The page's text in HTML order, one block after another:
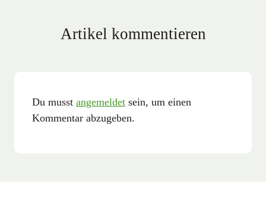
Artikel kommentieren
Du musst angemeldet sein, um einen
Kommentar abzugeben.